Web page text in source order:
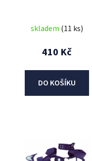
skladem (11 ks)
410 Kč
DO KOŠÍKU